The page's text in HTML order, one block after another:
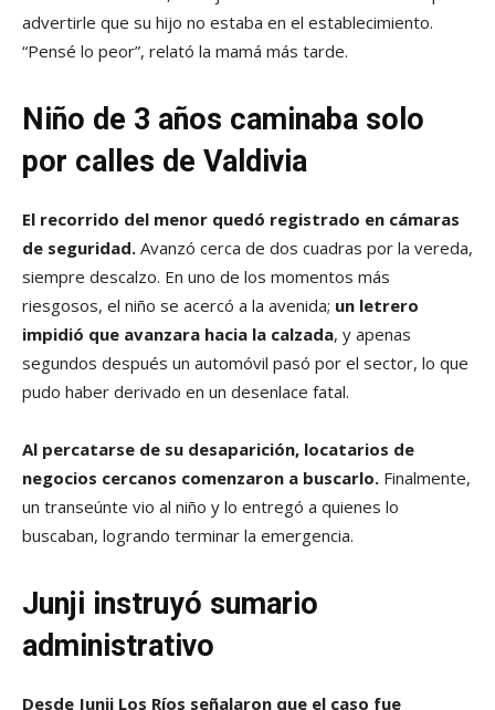
advertirle que su hijo no estaba en el establecimiento.
“Pensé lo peor”, relató la mamá más tarde.
Niño de 3 años caminaba solo
por calles de Valdivia
El recorrido del menor quedó registrado en cámaras
de seguridad. Avanzó cerca de dos cuadras por la vereda,
siempre descalzo. En uno de los momentos más
riesgosos, el niño se acercó a la avenida; un letrero
impidió que avanzara hacia la calzada, y apenas
segundos después un automóvil pasó por el sector, lo que
pudo haber derivado en un desenlace fatal.
Al percatarse de su desaparición, locatarios de
negocios cercanos comenzaron a buscarlo. Finalmente,
un transeúnte vio al niño y lo entregó a quienes lo
buscaban, logrando terminar la emergencia.
Junji instruyó sumario
administrativo
Desde Junji Los Ríos señalaron que el caso fue